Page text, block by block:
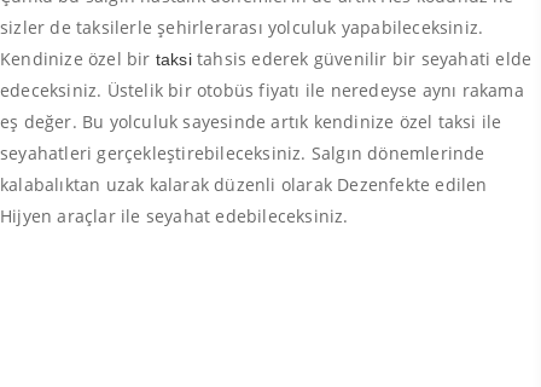
sizler de taksilerle şehirlerarası yolculuk yapabileceksiniz.
Kendinize özel bir taksitahsis ederek güvenilir bir seyahati elde
edeceksiniz. Üstelik bir otobüs fiyatı ile neredeyse aynı rakama
eş değer. Bu yolculuk sayesinde artık kendinize özel taksi ile
seyahatleri gerçekleştirebileceksiniz. Salgın dönemlerinde
kalabalıktan uzak kalarak düzenli olarak Dezenfekte edilen
Hijyen araçlar ile seyahat edebileceksiniz.